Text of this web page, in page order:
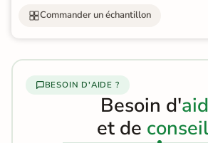
Commander un échantillon
BESOIN D'AIDE ?
Besoin d'
et de